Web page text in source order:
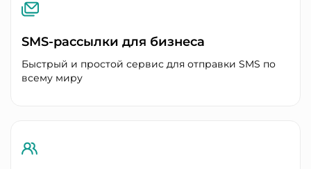
SMS-рассылки для бизнеса
Быстрый и простой сервис для отправки SMS по
всему миру